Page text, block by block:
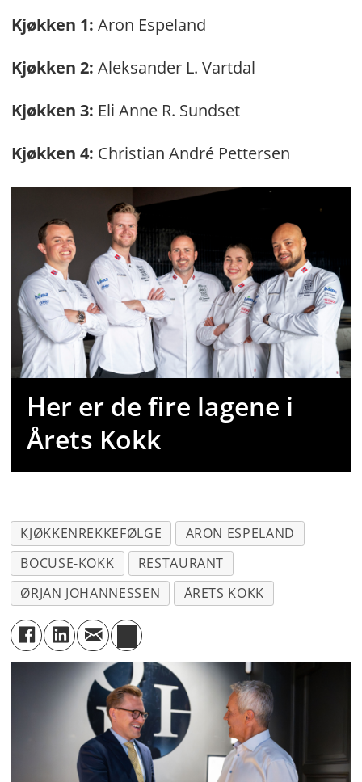
Kjøkken 1: Aron Espeland
Kjøkken 2: Aleksander L. Vartdal
Kjøkken 3: Eli Anne R. Sundset
Kjøkken 4: Christian André Pettersen
Her er de fire lagene i
Årets Kokk
KJØKKENREKKEFØLGE
ARON ESPELAND
BOCUSE-KOKK
RESTAURANT
ØRJAN JOHANNESSEN
ÅRETS KOKK